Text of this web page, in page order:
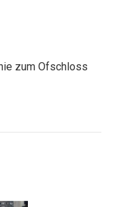
zum Ofschloss